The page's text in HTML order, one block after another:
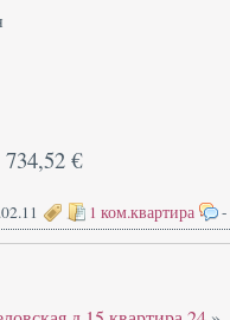
€
1 ком.квартира -